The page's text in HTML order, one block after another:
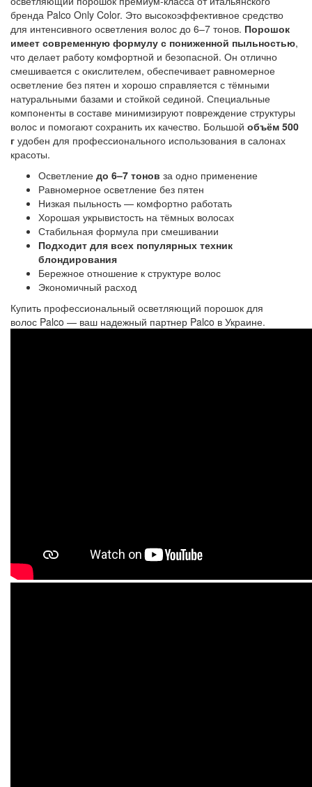
бренда Palco Only Color. Это высокоэффективное средство
для интенсивного осветления волос до 6–7 тонов. Порошок
имеет современную формулу с пониженной пыльностью,
что делает работу комфортной и безопасной. Он отлично
смешивается с окислителем, обеспечивает равномерное
осветление без пятен и хорошо справляется с тёмными
натуральными базами и стойкой сединой. Специальные
компоненты в составе минимизируют повреждение структуры
волос и помогают сохранить их качество. Большой объём 500
г удобен для профессионального использования в салонах
красоты.
Осветление до 6–7 тонов за одно применение
Равномерное осветление без пятен
Низкая пыльность — комфортно работать
Хорошая укрывистость на тёмных волосах
Стабильная формула при смешивании
Подходит для всех популярных техник
блондирования
Бережное отношение к структуре волос
Экономичный расход
Купить профессиональный осветляющий порошок для
волос Palco — ваш надежный партнер Palco в Украине.